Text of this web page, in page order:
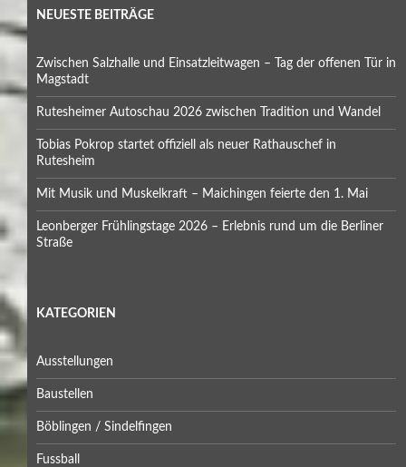
NEUESTE BEITRÄGE
Zwischen Salzhalle und Einsatzleitwagen – Tag der offenen Tür in
Magstadt
Rutesheimer Autoschau 2026 zwischen Tradition und Wandel
Tobias Pokrop startet offiziell als neuer Rathauschef in
Rutesheim
Mit Musik und Muskelkraft – Maichingen feierte den 1. Mai
Leonberger Frühlingstage 2026 – Erlebnis rund um die Berliner
Straße
KATEGORIEN
Ausstellungen
Baustellen
Böblingen / Sindelfingen
Fussball